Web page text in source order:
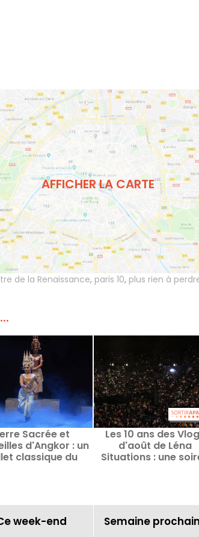
AFFICHER LA CARTE
de la Renaissance, paris 10, plus rien à
Sacrée et
d'Angkor : un
classique du
Les 10 ans des
d'août de Léna
Situations : une
week-end Semaine